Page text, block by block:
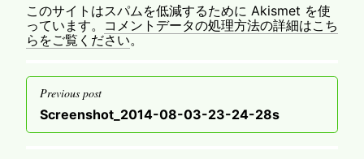
このサイトはスパムを低減するために Akismet を使
っています。 コメントデータの処理方法の詳細はこち
らをご覧ください。
投
稿
ナ
Previous post
Previous
Screenshot_2014-08-03-23-24-28s